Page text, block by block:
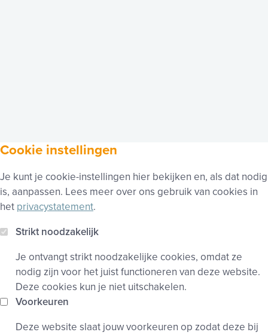
Cookie instellingen
Je kunt je cookie-instellingen hier bekijken en, als dat nodig
is, aanpassen. Lees meer over ons gebruik van cookies in
het privacystatement.
Strikt noodzakelijk
Je ontvangt strikt noodzakelijke cookies, omdat ze
nodig zijn voor het juist functioneren van deze website.
Deze cookies kun je niet uitschakelen.
Voorkeuren
Deze website slaat jouw voorkeuren op zodat deze bij